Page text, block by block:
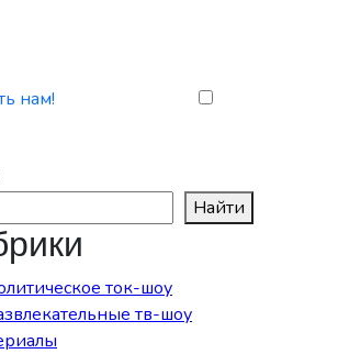
нам!
Найти
ток-шоу
тв-шоу